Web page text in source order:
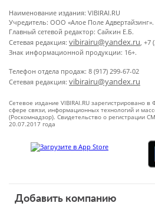
Наименование издания: VIBIRAI.RU
Учредитель: ООО «Алое Поле Адвертайзинг».
Главный сетевой редактор: Сайкин Е.Б.
Сетевая редакция: vibirairu@yandex.ru, +7
Знак информационной продукции: 16+.
Телефон отдела продаж: 8 (917) 299-67-02
Сетевая редакция: vibirairu@yandex.ru
Сетевое издание VIBIRAI.RU зарегистрировано
сфере связи, информационных технологий и
(Роскомнадзор). Свидетельство о регистрации
20.07.2017 года
Добавить компанию